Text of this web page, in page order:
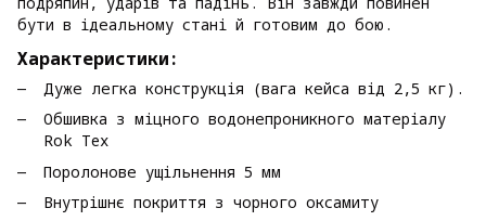
бути в ідеальному стані й готовим до бою.
Характеристики:
Дуже легка конструкція (вага кейса від 2,5 кг).
Обшивка з міцного водонепроникного матеріалу
Rok Tex
Поролонове ущільнення 5 мм
Внутрішнє покриття з чорного оксамиту